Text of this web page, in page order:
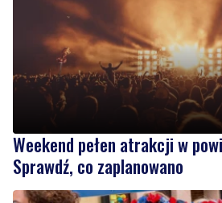
Weekend pełen atrakcji w
Sprawdź, co zaplanowano